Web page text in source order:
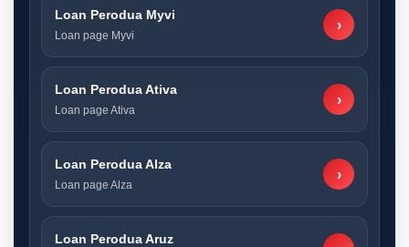
Loan Perodua Myvi
Loan page Myvi
›
Loan Perodua Ativa
Loan page Ativa
›
Loan Perodua Alza
Loan page Alza
›
Loan Perodua Aruz